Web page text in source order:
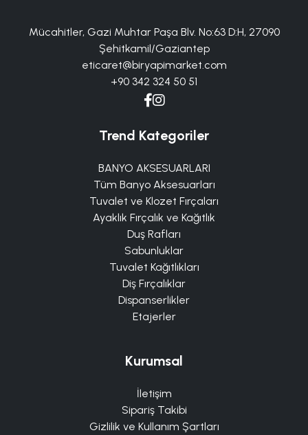
Mücahitler, Gazi Muhtar Paşa Blv. No:63 D:H, 27090
Şehitkamil/Gaziantep
eticaret@biryapimarket.com
+90 342 324 50 51
Trend Kategoriler
BANYO AKSESUARLARI
Tüm Banyo Aksesuarları
Tuvalet ve Klozet Fırçaları
Ayaklık Fırçalık ve Kağıtlık
Duş Rafları
Sabunluklar
Tuvalet Kağıtlıkları
Diş Fırçalıklar
Dispanserlikler
Etajerler
Kurumsal
İletişim
Sipariş Takibi
Gizlilik ve Kullanım Şartları